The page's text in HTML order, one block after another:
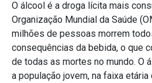
O álcool é a droga lícita mais
Organização Mundial da Saúde
milhões de pessoas morrem
consequências da bebida, o que
de todas as mortes no mundo. O
a população jovem, na faixa